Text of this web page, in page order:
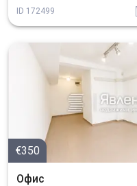
ID 172499
€350
Офис